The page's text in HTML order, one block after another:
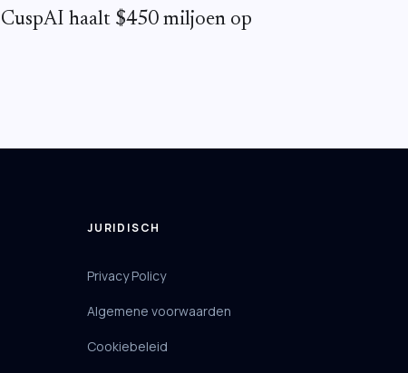
CuspAI haalt $450 miljoen op
JURIDISCH
Privacy Policy
Algemene voorwaarden
Cookiebeleid